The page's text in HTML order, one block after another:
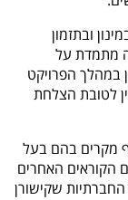
ובתזמון
מתמדת על
במהלך הפרויקט
לטובת הצלחת
מקרים בהם בעל
הקוראים האחרים
שקישורן